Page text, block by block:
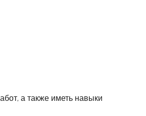
а также иметь навыки